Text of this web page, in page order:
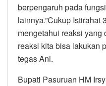
berpengaruh pada
lainnya.”Cukup Istirahat
mengetahui reaksi
reaksi kita bisa lakukan
tegas Ani.
Bupati Pasuruan HM